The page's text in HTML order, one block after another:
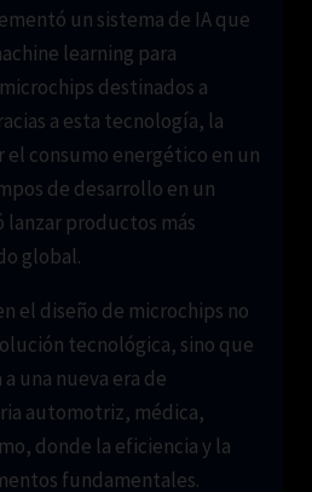
un sistema de IA que
learning para
destinados a
a esta tecnología, la
consumo energético en un
de desarrollo en un
productos más
global.
el diseño de microchips no
tecnológica, sino que
una nueva era de
automotriz, médica,
donde la eficiencia y la
fundamentales.